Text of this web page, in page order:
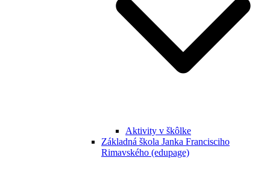
Aktivity v škôlke
Základná škola Janka Francisciho
Rimavského (edupage)